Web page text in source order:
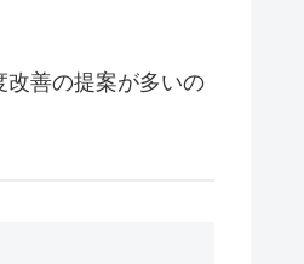
改善の提案が多いの